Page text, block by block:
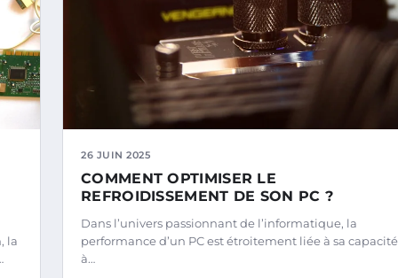
la
26 JUIN 2025
COMMENT OPTIMISER LE
REFROIDISSEMENT DE SON PC ?
Dans l’univers passionnant de l’informatique, la
performance d’un PC est étroitement liée à sa capacité
à…